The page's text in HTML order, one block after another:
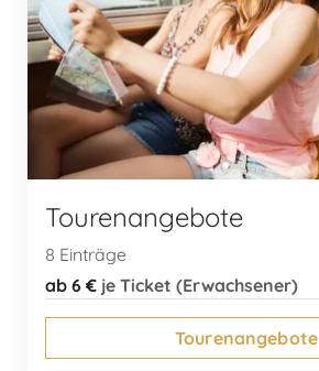
Tourenangebote
8 Einträge
ab 6 € je Ticket (Erwachsener)
Tourenangebote